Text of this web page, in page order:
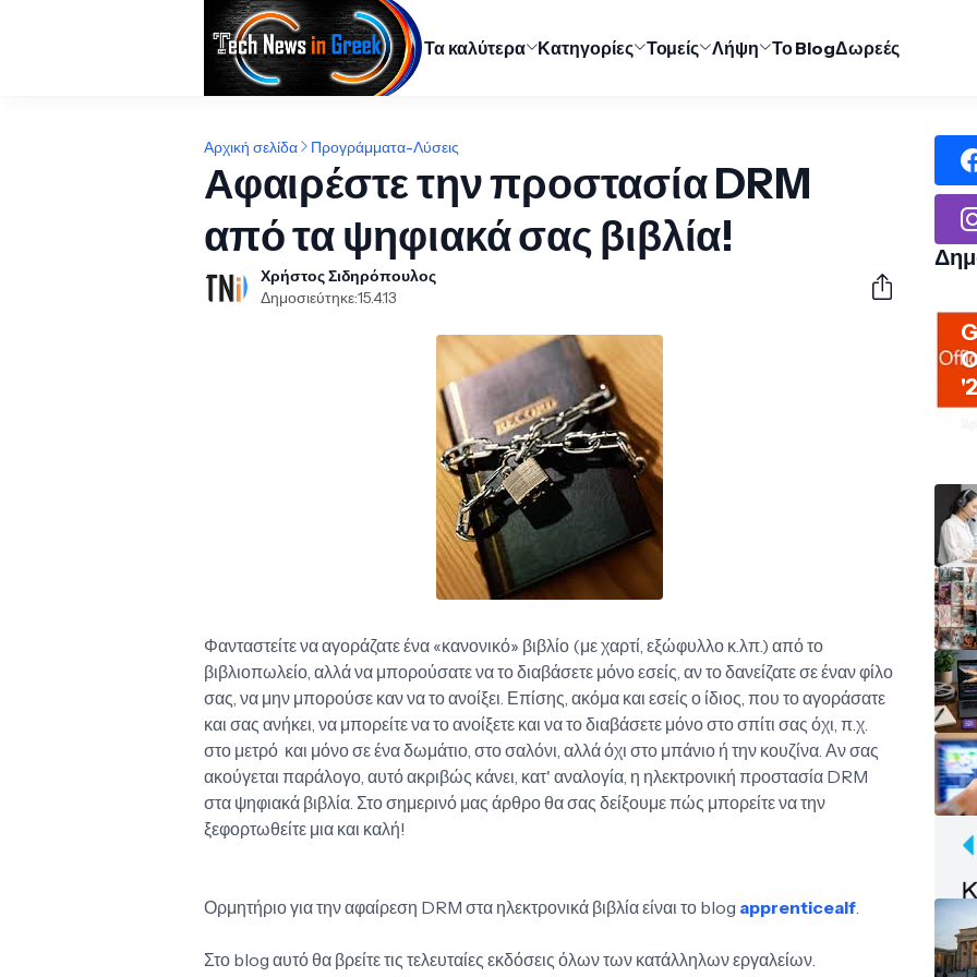
Τα καλύτερα Κατηγορίες Τομείς Λήψη Το BlogΔωρεές
Αρχική σελίδα Προγράμματα-Λύσεις
Αφαιρέστε την προστασία DRM
από τα ψηφιακά σας βιβλία!
Χρήστος Σιδηρόπουλος
Δημοσιεύτηκε:15.4.13
Φανταστείτε να αγοράζατε ένα «κανονικό» βιβλίο (με χαρτί, εξώφυλλο κ.λπ.) από το
βιβλιοπωλείο, αλλά να μπορούσατε να το διαβάσετε μόνο εσείς, αν το δανείζατε σε έναν φίλο
σας, να μην μπορούσε καν να το ανοίξει. Επίσης, ακόμα και εσείς ο ίδιος, που το αγοράσατε
και σας ανήκει, να μπορείτε να το ανοίξετε και να το διαβάσετε μόνο στο σπίτι σας όχι, π.χ.
στο μετρό και μόνο σε ένα δωμάτιο, στο σαλόνι, αλλά όχι στο μπάνιο ή την κουζίνα. Αν σας
ακούγεται παράλογο, αυτό ακριβώς κάνει, κατ' αναλογία, η ηλεκτρονική προστασία DRM
στα ψηφιακά βιβλία. Στο σημερινό μας άρθρο θα σας δείξουμε πώς μπορείτε να την
ξεφορτωθείτε μια και καλή!
Ορμητήριο για την αφαίρεση DRM στα ηλεκτρονικά βιβλία είναι το blog apprenticealf.
Στο blog αυτό θα βρείτε τις τελευταίες εκδόσεις όλων των κατάλληλων εργαλείων.